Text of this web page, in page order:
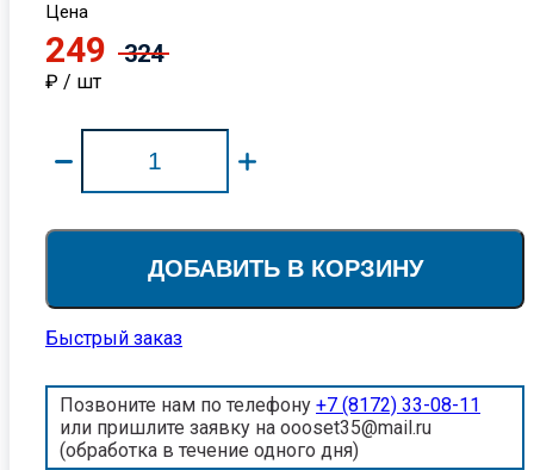
Цена
249 324
₽ / шт
ДОБАВИТЬ В КОРЗИНУ
Быстрый заказ
Позвоните нам по телефону +7 (8172) 33-08-11
или пришлите заявку на oooset35@mail.ru
(обработка в течение одного дня)